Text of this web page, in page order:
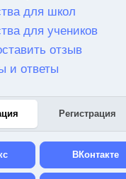
для школ
для учеников
отзыв
и ответы
Регистрация
ВКонтакте